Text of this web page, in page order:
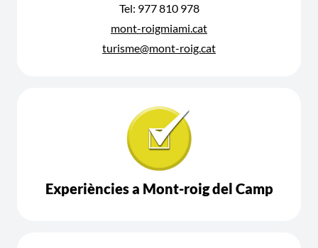
Tel: 977 810 978
mont-roigmiami.cat
turisme@mont-roig.cat
Experiències a Mont-roig del Camp